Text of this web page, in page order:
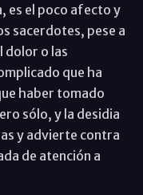
es el poco afecto y
sacerdotes, pese a
dolor o las
que ha
haber tomado
sólo, y la desidia
y advierte contra
de atención a